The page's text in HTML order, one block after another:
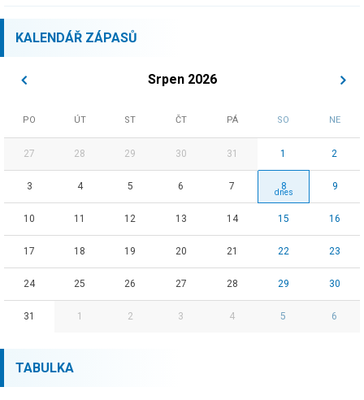
KALENDÁŘ ZÁPASŮ
Srpen 2026
PO ÚT ST ČT PÁ SO NE
27 28 29 30 31 1 2
3 4 5 6 7 8 9
10 11 12 13 14 15 16
17 18 19 20 21 22 23
24 25 26 27 28 29 30
31 1 2 3 4 5 6
TABULKA